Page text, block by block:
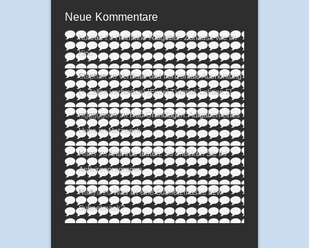
Neue Kommentare
KonradzuHeimkino-Ratgeber: Zuhause wie im
Kino
StephanzuVertikale und horizontale Ausrichtung
(+ Zellen verbinden) [Excel Tutorial: Lektion 5]
nigggggooozuHub Grundlagen: Aufgaben eines
Hubs im Netzwerk
HanszuAntivirus testen: So checken Sie Ihr
Antivirenprogramm
NadyazuWas ist eine Subnetzmaske bzw.
Subnetmask?